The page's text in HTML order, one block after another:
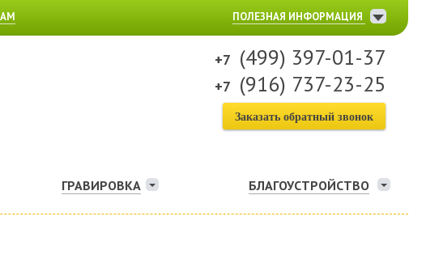
ПОЛЕЗНАЯ ИНФОРМАЦИЯ
(499) 397-01-37
(916) 737-23-25
Заказать обратный звонок
ГРАВИРОВКА БЛАГОУСТРОЙСТВО